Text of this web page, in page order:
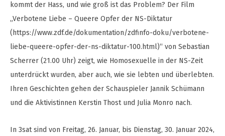
kommt der Hass, und wie groß ist das Problem? Der Film
„Verbotene Liebe – Queere Opfer der NS-Diktatur
(https://www.zdf.de/dokumentation/zdfinfo-doku/verbotene-
liebe-queere-opfer-der-ns-diktatur-100.html)“ von Sebastian
Scherrer (21.00 Uhr) zeigt, wie Homosexuelle in der NS-Zeit
unterdrückt wurden, aber auch, wie sie lebten und überlebten.
Ihren Geschichten gehen der Schauspieler Jannik Schümann
und die Aktivistinnen Kerstin Thost und Julia Monro nach.
In 3sat sind von Freitag, 26. Januar, bis Dienstag, 30. Januar 2024,